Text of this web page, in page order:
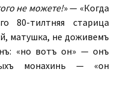
не можете!» — «Когда
80-тилѣтняя старица
матушка, не доживемъ
«но вотъ онѣ» — онъ
монахинь — «онѣ